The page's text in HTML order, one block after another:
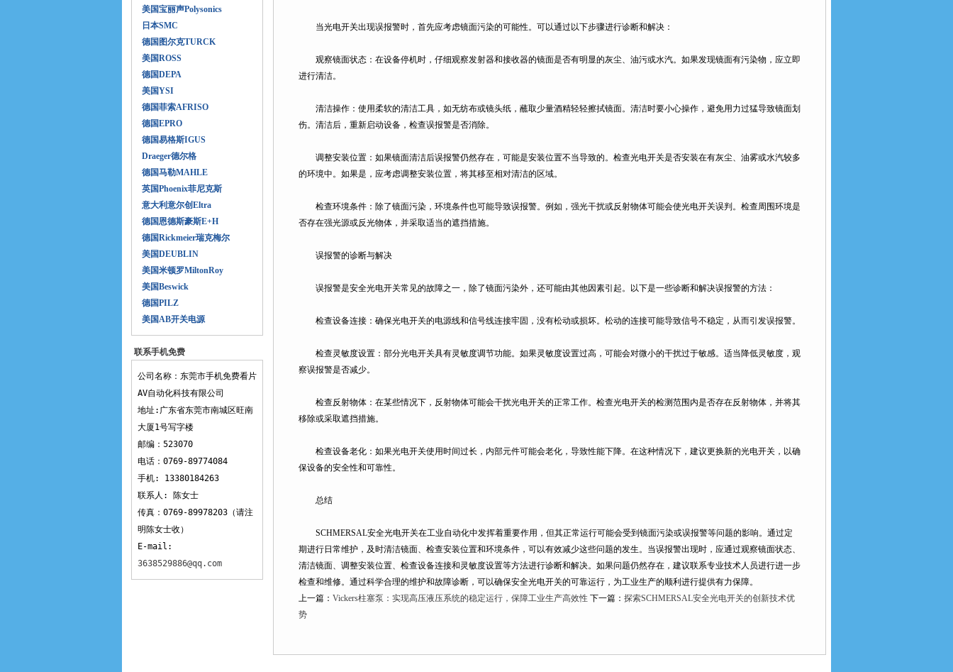
美国宝丽声Polysonics
日本SMC
德国图尔克TURCK
美国ROSS
德国DEPA
美国YSI
德国菲索AFRISO
德国EPRO
德国易格斯IGUS
Draeger德尔格
德国马勒MAHLE
英国Phoenix菲尼克斯
意大利意尔创Eltra
德国恩德斯豪斯E+H
德国Rickmeier瑞克梅尔
美国DEUBLIN
美国米顿罗MiltonRoy
美国Beswick
德国PILZ
美国AB开关电源
联系手机免费
看片AV
公司名称：东莞市手机免费看片
AV自动化科技有限公司
地址:广东省东莞市南城区旺南
大厦1号写字楼
邮编：523070
电话：0769-89774084
手机: 13380184263
联系人: 陈女士
传真：0769-89978203（请注
明陈女士收）
E-mail:
3638529886@qq.com
当光电开关出现误报警时，首先应考虑镜面污染的可能性。可以通过以下步骤进行诊断和解决：
观察镜面状态：在设备停机时，仔细观察发射器和接收器的镜面是否有明显的灰尘、油污或水汽。如果发现镜面有污染物，应立即
进行清洁。
清洁操作：使用柔软的清洁工具，如无纺布或镜头纸，蘸取少量酒精轻轻擦拭镜面。清洁时要小心操作，避免用力过猛导致镜面划
伤。清洁后，重新启动设备，检查误报警是否消除。
调整安装位置：如果镜面清洁后误报警仍然存在，可能是安装位置不当导致的。检查光电开关是否安装在有灰尘、油雾或水汽较多
的环境中。如果是，应考虑调整安装位置，将其移至相对清洁的区域。
检查环境条件：除了镜面污染，环境条件也可能导致误报警。例如，强光干扰或反射物体可能会使光电开关误判。检查周围环境是
否存在强光源或反光物体，并采取适当的遮挡措施。
误报警的诊断与解决
误报警是安全光电开关常见的故障之一，除了镜面污染外，还可能由其他因素引起。以下是一些诊断和解决误报警的方法：
检查设备连接：确保光电开关的电源线和信号线连接牢固，没有松动或损坏。松动的连接可能导致信号不稳定，从而引发误报警。
检查灵敏度设置：部分光电开关具有灵敏度调节功能。如果灵敏度设置过高，可能会对微小的干扰过于敏感。适当降低灵敏度，观
察误报警是否减少。
检查反射物体：在某些情况下，反射物体可能会干扰光电开关的正常工作。检查光电开关的检测范围内是否存在反射物体，并将其
移除或采取遮挡措施。
检查设备老化：如果光电开关使用时间过长，内部元件可能会老化，导致性能下降。在这种情况下，建议更换新的光电开关，以确
保设备的安全性和可靠性。
总结
SCHMERSAL安全光电开关在工业自动化中发挥着重要作用，但其正常运行可能会受到镜面污染或误报警等问题的影响。通过定
期进行日常维护，及时清洁镜面、检查安装位置和环境条件，可以有效减少这些问题的发生。当误报警出现时，应通过观察镜面状态、
清洁镜面、调整安装位置、检查设备连接和灵敏度设置等方法进行诊断和解决。如果问题仍然存在，建议联系专业技术人员进行进一步
检查和维修。通过科学合理的维护和故障诊断，可以确保安全光电开关的可靠运行，为工业生产的顺利进行提供有力保障。
上一篇： Vickers柱塞泵：实现高压液压系统的稳定运行，保障工业生产高效性 下一篇： 探索SCHMERSAL安全光电开关的创新技术优
势